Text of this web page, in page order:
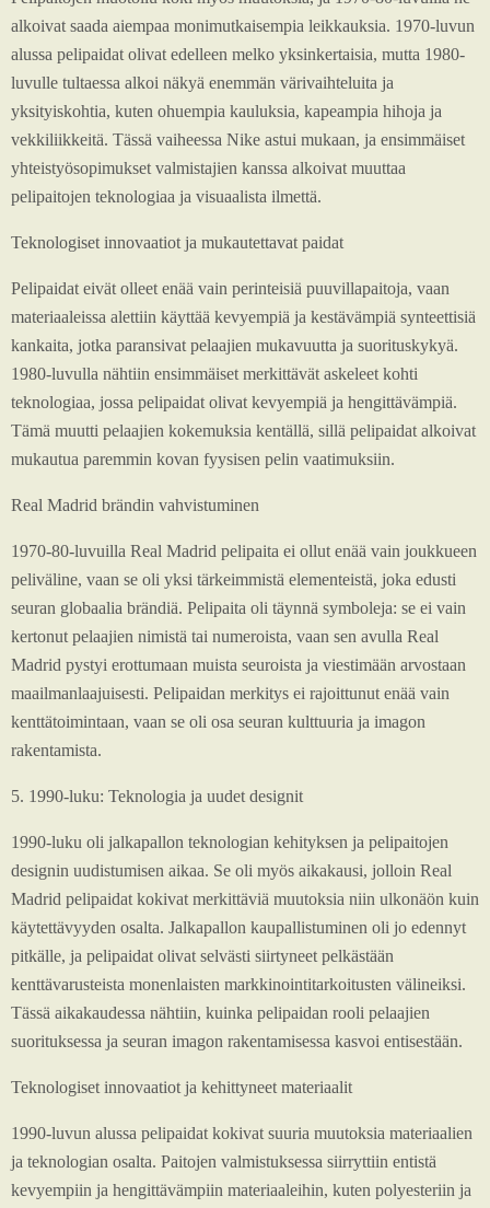
alkoivat saada aiempaa monimutkaisempia leikkauksia. 1970-luvun
alussa pelipaidat olivat edelleen melko yksinkertaisia, mutta 1980-
luvulle tultaessa alkoi näkyä enemmän värivaihteluita ja
yksityiskohtia, kuten ohuempia kauluksia, kapeampia hihoja ja
vekkiliikkeitä. Tässä vaiheessa Nike astui mukaan, ja ensimmäiset
yhteistyösopimukset valmistajien kanssa alkoivat muuttaa
pelipaitojen teknologiaa ja visuaalista ilmettä.
Teknologiset innovaatiot ja mukautettavat paidat
Pelipaidat eivät olleet enää vain perinteisiä puuvillapaitoja, vaan
materiaaleissa alettiin käyttää kevyempiä ja kestävämpiä synteettisiä
kankaita, jotka paransivat pelaajien mukavuutta ja suorituskykyä.
1980-luvulla nähtiin ensimmäiset merkittävät askeleet kohti
teknologiaa, jossa pelipaidat olivat kevyempiä ja hengittävämpiä.
Tämä muutti pelaajien kokemuksia kentällä, sillä pelipaidat alkoivat
mukautua paremmin kovan fyysisen pelin vaatimuksiin.
Real Madrid brändin vahvistuminen
1970-80-luvuilla Real Madrid pelipaita ei ollut enää vain joukkueen
peliväline, vaan se oli yksi tärkeimmistä elementeistä, joka edusti
seuran globaalia brändiä. Pelipaita oli täynnä symboleja: se ei vain
kertonut pelaajien nimistä tai numeroista, vaan sen avulla Real
Madrid pystyi erottumaan muista seuroista ja viestimään arvostaan
maailmanlaajuisesti. Pelipaidan merkitys ei rajoittunut enää vain
kenttätoimintaan, vaan se oli osa seuran kulttuuria ja imagon
rakentamista.
5. 1990-luku: Teknologia ja uudet designit
1990-luku oli jalkapallon teknologian kehityksen ja pelipaitojen
designin uudistumisen aikaa. Se oli myös aikakausi, jolloin Real
Madrid pelipaidat kokivat merkittäviä muutoksia niin ulkonäön kuin
käytettävyyden osalta. Jalkapallon kaupallistuminen oli jo edennyt
pitkälle, ja pelipaidat olivat selvästi siirtyneet pelkästään
kenttävarusteista monenlaisten markkinointitarkoitusten välineiksi.
Tässä aikakaudessa nähtiin, kuinka pelipaidan rooli pelaajien
suorituksessa ja seuran imagon rakentamisessa kasvoi entisestään.
Teknologiset innovaatiot ja kehittyneet materiaalit
1990-luvun alussa pelipaidat kokivat suuria muutoksia materiaalien
ja teknologian osalta. Paitojen valmistuksessa siirryttiin entistä
kevyempiin ja hengittävämpiin materiaaleihin, kuten polyesteriin ja